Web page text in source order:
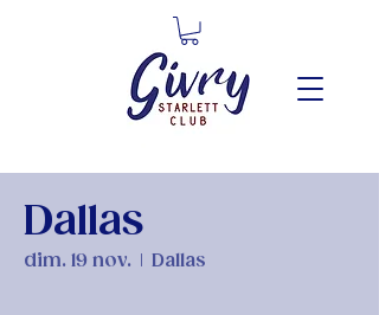
Dallas
dim. 19 nov.
  |
Dallas